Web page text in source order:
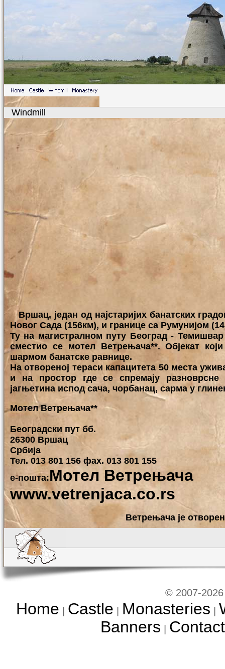
Windmill
Вршац, један од најстаријих банатских
Новог Сада (156км), и границе са Румунијом
Ту на магистралном путу Београд -
сместио се мотел Ветрењача**. Објекат
шармом банатске равнице.
На отвореној тераси капацитета 50 места
и на простор где се спремају
јагњетина испод сача, чорбанац, сарма у
Мотел Ветрењача**
Београдски пут бб.
26300 Вршац
Србија
Тел. 013 801 156 фаx. 013 801 155
е-пошта:Мотел Ветрењача
www.vetrenjaca.co.rs
Ветрењача је
© 2007-
Home Castle Monasteries
Banners Contact